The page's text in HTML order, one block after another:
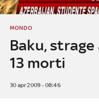
Baku,
13 morti
MONDO
30 apr 2009 - 08:46